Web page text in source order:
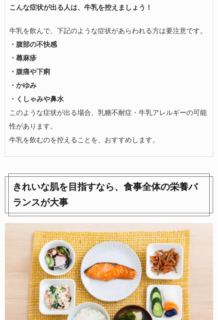
こんな症状が出る人は、牛乳を控えましょう！
牛乳を飲んで、下記のような症状があらわれる方は要注意です。
・腹部の不快感
・蕁麻疹
・腹痛や下痢
・かゆみ
・くしゃみや鼻水
このような症状が出る場合、乳糖不耐症・牛乳アレルギーの可能
性があります。
牛乳を飲むのを控えることを、おすすめします。
きれいな肌を目指すなら、食事全体の栄養バ
ランスが大事